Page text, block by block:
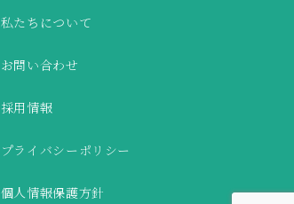
私たちについて
お問い合わせ
採用情報
プライバシーポリシー
個人情報保護方針